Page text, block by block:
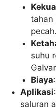
tahan
pecah.
suhu
Biaya
Aplikasi
saluran